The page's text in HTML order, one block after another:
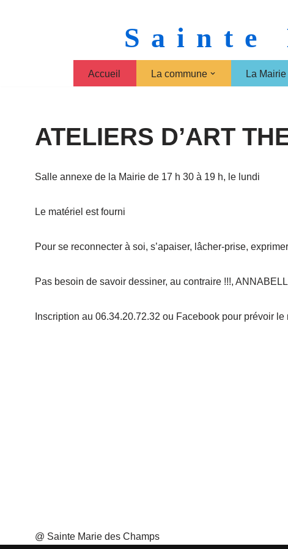
Sainte
Accueil La commune La Mairie
ATELIERS D’ART
Salle annexe de la Mairie de 17 h 30 à 19 h, le lundi
Le matériel est fourni
Pour se reconnecter à soi, s’apaiser, lâcher-prise,
Pas besoin de savoir dessiner, au contraire !!!,
Inscription au 06.34.20.72.32 ou Facebook pour prévoir le
@ Sainte Marie des Champs